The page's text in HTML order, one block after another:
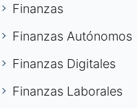
Finanzas
Finanzas Autónomos
Finanzas Digitales
Finanzas Laborales